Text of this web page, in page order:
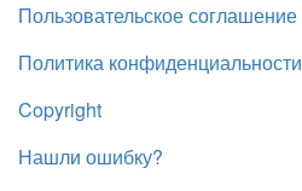
Пользовательское соглашение
Политика конфиденциальности
Copyright
Нашли ошибку?